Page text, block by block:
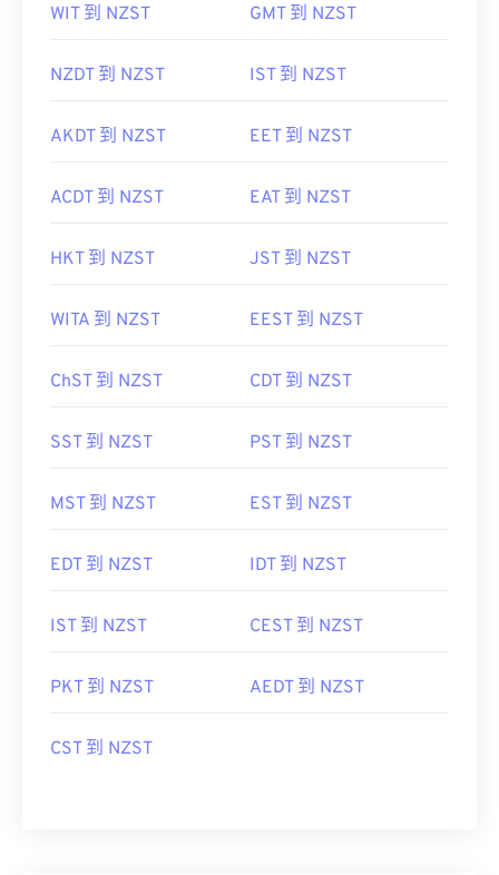
WIT 到 NZST GMT 到 NZST
NZDT 到 NZST IST 到 NZST
AKDT 到 NZST EET 到 NZST
ACDT 到 NZST EAT 到 NZST
HKT 到 NZST JST 到 NZST
WITA 到 NZST EEST 到 NZST
ChST 到 NZST CDT 到 NZST
SST 到 NZST PST 到 NZST
MST 到 NZST EST 到 NZST
EDT 到 NZST IDT 到 NZST
IST 到 NZST CEST 到 NZST
PKT 到 NZST AEDT 到 NZST
CST 到 NZST